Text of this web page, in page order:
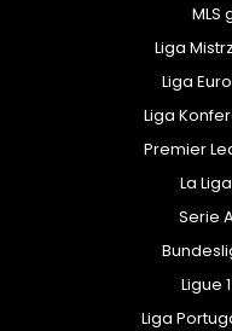
Liga
Liga
Liga
Premier
La
Serie
Ligue
Liga